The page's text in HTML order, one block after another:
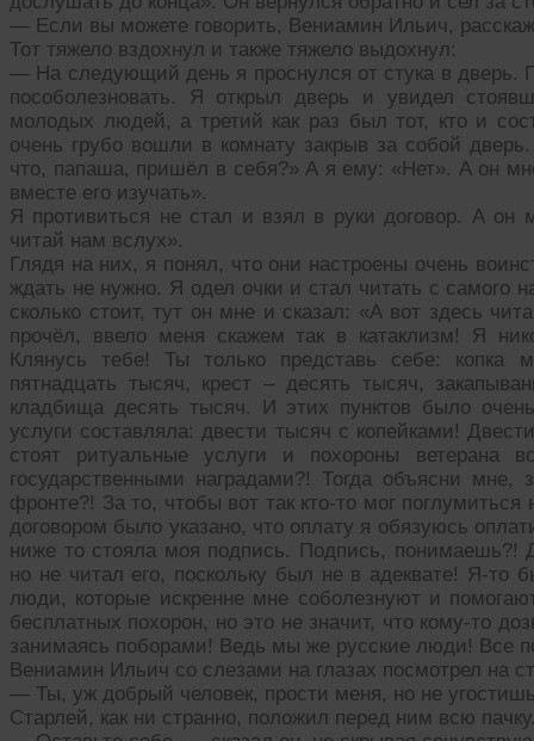
— Если вы можете говорить, Вениамин Ильич,
Тот тяжело вздохнул и также тяжело выдохнул:
— На следующий день я проснулся от стука в
пособолезновать. Я открыл дверь и увидел
молодых людей, а третий как раз был тот, кто и
очень грубо вошли в комнату закрыв за собой
что, папаша, пришёл в себя?» А я ему: «Нет». А он
вместе его изучать».
Я противиться не стал и взял в руки договор. А он
читай нам вслух».
Глядя на них, я понял, что они настроены очень
ждать не нужно. Я одел очки и стал читать с самого
сколько стоит, тут он мне и сказал: «А вот здесь
прочёл, ввело меня скажем так в катаклизм! Я
Клянусь тебе! Ты только представь себе:
пятнадцать тысяч, крест – десять тысяч,
кладбища десять тысяч. И этих пунктов было
услуги составляла: двести тысяч с копейками!
стоят ритуальные услуги и похороны ветерана
государственными наградами?! Тогда объясни
фронте?! За то, чтобы вот так кто-то мог
договором было указано, что оплату я обязуюсь
ниже то стояла моя подпись. Подпись, понимаешь?!
но не читал его, поскольку был не в адеквате! Я-то
люди, которые искренне мне соболезнуют и
бесплатных похорон, но это не значит, что кому-то
занимаясь поборами! Ведь мы же русские люди! Все
Вениамин Ильич со слезами на глазах посмотрел на
— Ты, уж добрый человек, прости меня, но не
Старлей, как ни странно, положил перед ним всю